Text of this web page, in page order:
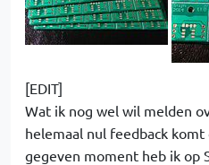
[EDIT]
Wat ik nog wel wil melden
helemaal nul feedback
gegeven moment heb ik op